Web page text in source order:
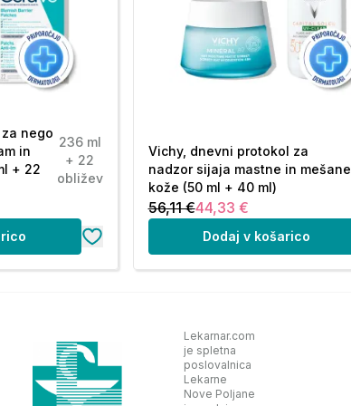
pregrade, in hialuronsko kislino, ki
za nego
in
+ 22
236 ml
+ 22
obližev
Vichy, dnevni protokol za
nadzor sijaja mastne in mešane
kože (50 ml + 40 ml)
56,11 €44,33 €
Dodaj v košarico
Lekarnar.com
je spletna
poslovalnica
Lekarne
Nove Poljane